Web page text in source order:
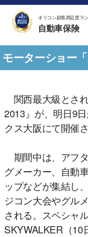
オリコン顧客満足度ラ
自動車保険
モーターショー
関西最大級とさ
2013』が、明日9
クス大阪にて開催さ
期間中は、アフ
グメーカー、自動
ップなどが集結し
ジコン大会やグル
される。スペシャ
SKYWALKER（10